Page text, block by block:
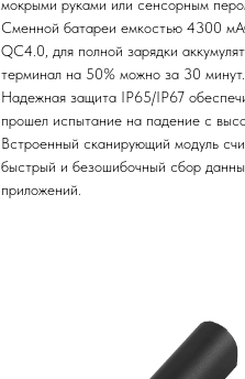
мокрыми руками или сенсорным
Сменной батареи емкостью 4300
QC4.0, для полной зарядки
терминал на 50% можно за 30 минут.
Надежная защита IP65/IP67
прошел испытание на падение с
Встроенный сканирующий модуль
быстрый и безошибочный сбор
приложений.